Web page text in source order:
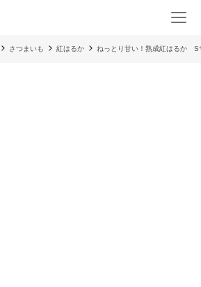
さつまいも 紅はるか ねっとり甘い！熟成紅はるか